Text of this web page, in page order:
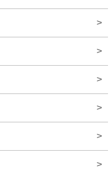
>
>
>
>
>
>